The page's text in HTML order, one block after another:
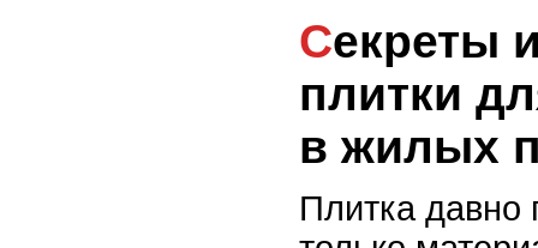
Секреты использования
плитки
в жилых
Плитка давно